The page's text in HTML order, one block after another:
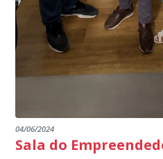
04/06/2024
Sala do